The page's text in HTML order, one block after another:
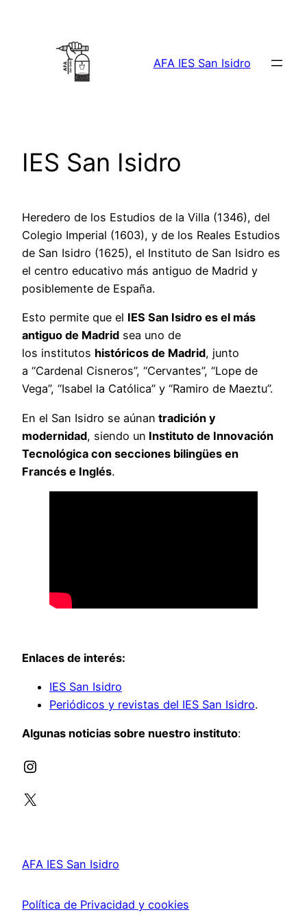
contenido
AFA IES San Isidro
IES San Isidro
Heredero de los Estudios de la Villa (1346), del
Colegio Imperial (1603), y de los Reales Estudios
de San Isidro (1625), el Instituto de San Isidro es
el centro educativo más antiguo de Madrid y
posiblemente de España.
Esto permite que el IES San Isidro es el más
antiguo de Madrid sea uno de
los institutos históricos de Madrid, junto
a “Cardenal Cisneros”, “Cervantes”, “Lope de
Vega”, “Isabel la Católica” y “Ramiro de Maeztu”.
En el San Isidro se aúnan tradición y
modernidad, siendo un Instituto de Innovación
Tecnológica con secciones bilingües en
Francés e Inglés.
Enlaces de interés:
IES San Isidro
Periódicos y revistas del IES San Isidro.
Algunas noticias sobre nuestro instituto:
Instagram
X
AFA IES San Isidro
Política de Privacidad y cookies